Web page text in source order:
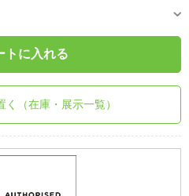
トに入れる
く（在庫・展示一覧）